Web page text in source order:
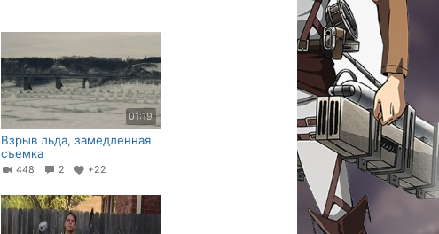
01:19
Взрыв льда, замедленная
съемка
448 2 +22